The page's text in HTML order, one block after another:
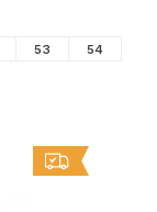
53 54